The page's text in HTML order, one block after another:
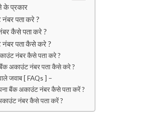
के प्रकार
पता करे ?
कैसे पता करे ?
पता कैसे करे ?
नंबर कैसे पता करे ?
अकाउंट नंबर पता कैसे करे ?
जवाब [ FAQs ] –
बैंक अकाउंट नंबर कैसे पता करें ?
नंबर कैसे पता करें ?